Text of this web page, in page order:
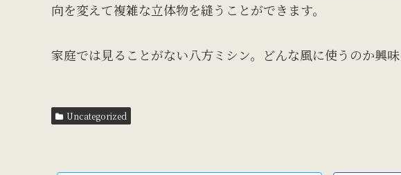
向を変えて複雑な立体物を縫うことができます。
家庭では見ることがない八方ミシン。どんな風に使うのか興
Uncategorized